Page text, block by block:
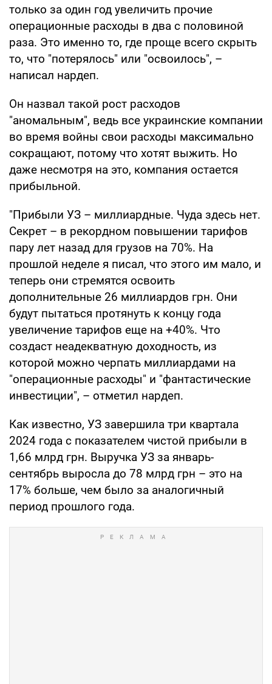
только за один год увеличить прочие
операционные расходы в два с половиной
раза. Это именно то, где проще всего скрыть
то, что "потерялось" или "освоилось", –
написал нардеп.
Он назвал такой рост расходов
"аномальным", ведь все украинские компании
во время войны свои расходы максимально
сокращают, потому что хотят выжить. Но
даже несмотря на это, компания остается
прибыльной.
"Прибыли УЗ – миллиардные. Чуда здесь нет.
Секрет – в рекордном повышении тарифов
пару лет назад для грузов на 70%. На
прошлой неделе я писал, что этого им мало, и
теперь они стремятся освоить
дополнительные 26 миллиардов грн. Они
будут пытаться протянуть к концу года
увеличение тарифов еще на +40%. Что
создаст неадекватную доходность, из
которой можно черпать миллиардами на
"операционные расходы" и "фантастические
инвестиции", – отметил нардеп.
Как известно, УЗ завершила три квартала
2024 года с показателем чистой прибыли в
1,66 млрд грн. Выручка УЗ за январь-
сентябрь выросла до 78 млрд грн – это на
17% больше, чем было за аналогичный
период прошлого года.